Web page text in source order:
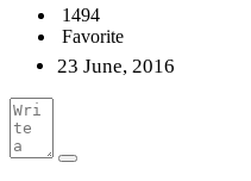
1494
Favorite
23 June, 2016